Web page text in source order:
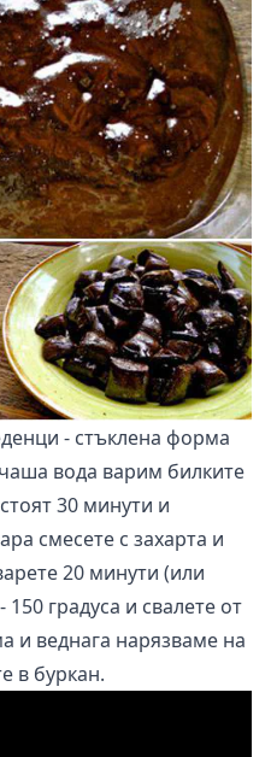
- стъклена форма
вода варим билките
30 минути и
смесете с захарта и
20 минути (или
градуса и свалете от
и веднага нарязваме на
в буркан.